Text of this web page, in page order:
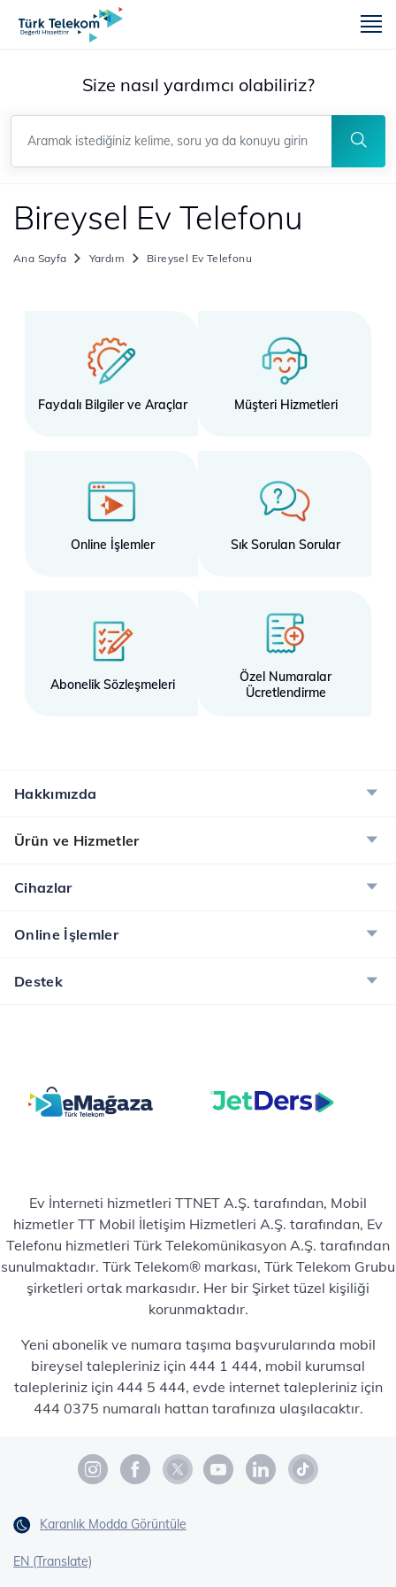
Size n​asıl yardımcı olabiliriz?
Bireysel Ev Telefonu
Ana Sayfa Yardım Bireysel Ev Telefonu
Faydalı Bilgiler ve Araçlar Müşteri Hizmetleri
Online İşlemler Sık Sorulan Sorular
Abonelik Sözleşmeleri
Özel Numaralar
Ücretlendirme
Hakkımızda
Ürün ve Hizmetler
Cihazlar
Online İşlemler
Destek
Ev İnterneti hizmetleri TTNET A.Ş. tarafından, Mobil
hizmetler TT Mobil İletişim Hizmetleri A.Ş. tarafından, Ev
Telefonu hizmetleri Türk Telekomünikasyon A.Ş. tarafından
sunulmaktadır. Türk Telekom® markası, Türk Telekom Grubu
şirketleri ortak markasıdır. Her bir Şirket tüzel kişiliği
korunmaktadır.
Yeni abonelik ve numara taşıma başvurularında mobil
bireysel talepleriniz için 444 1 444, mobil kurumsal
talepleriniz için 444 5 444, evde internet talepleriniz için
444 0375 numaralı hattan tarafınıza ulaşılacaktır.
Karanlık Modda Görüntüle
EN (Translate)